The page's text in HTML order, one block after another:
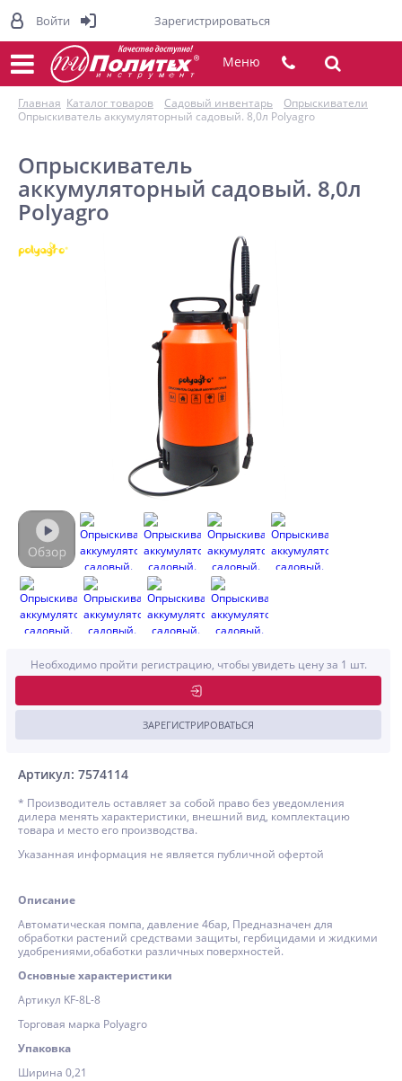
Меню
Главная Каталог товаров Садовый инвентарь
Опрыскиватели
Опрыскиватель аккумуляторный садовый. 8,0л Polyagro
Опрыскиватель
аккумуляторный садовый. 8,0л
Polyagro
Артикул: 7574114
Необходимо пройти регистрацию, чтобы увидеть цену за 1 шт.
ЗАРЕГИСТРИРОВАТЬСЯ
* Производитель оставляет за собой право без уведомления
дилера менять характеристики, внешний вид, комплектацию
товара и место его производства.
Указанная информация не является публичной офертой
Описание
Автоматическая помпа, давление 4бар, Предназначен для
обработки растений средствами защиты, гербицидами и жидкими
удобрениями,обаботки различных поверхностей.
Основные характеристики
Артикул KF-8L-8
Торговая марка Polyagro
Упаковка
Ширина 0,21
Войти Зарегистрироваться